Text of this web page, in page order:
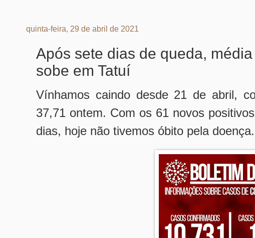
quinta-feira, 29 de abril de 2021
Após sete dias de queda,
sobe em Tatuí
Vínhamos caindo desde 21 de abril,
37,71 ontem. Com os 61 novos
dias, hoje não tivemos óbito pela doença.